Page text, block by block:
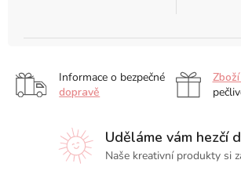
Informace o bezpečné
dopravě
Uděláme vám hezčí
Naše kreativní produkty si